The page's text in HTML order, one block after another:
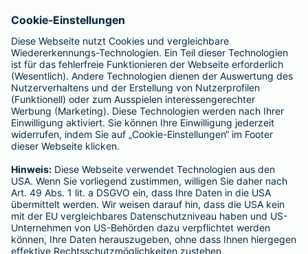
Barmenia ist Teil der BarmeniaGothaer
BELIEBTE SEITEN
Kranken-Zusatzversicherung
Tierversicherungen
Haftpflichtversicherung
Hausratversicherung
Adresse ändern
Schaden melden
Kilometerstandsmeldung
Serviceübersicht